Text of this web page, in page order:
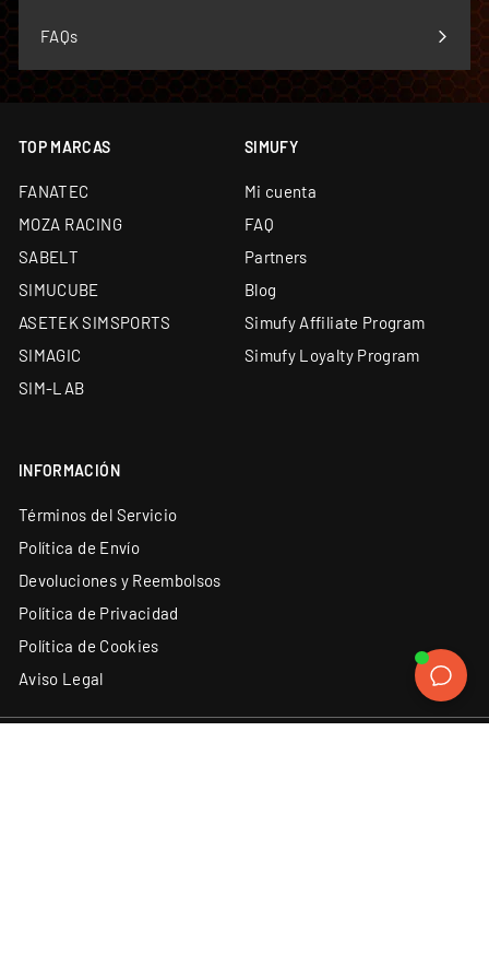
Envío desde almacén propio de 5.000 m² y
Soporte técnico especializado y garantía oficial en
Financiación a medida: leasing y renting
disponibles
FAQs
TOP MARCAS
FANATEC
MOZA RACING
SABELT
SIMUCUBE
ASETEK SIMSPORTS
SIMAGIC
SIM-LAB
SIMUFY
Mi cuenta
FAQ
Partners
Blog
Simufy Affiliate Program
Simufy Loyalty Program
INFORMACIÓN
Términos del Servicio
Política de Envío
Devoluciones y Reembolsos
Política de Privacidad
Política de Cookies
Aviso Legal